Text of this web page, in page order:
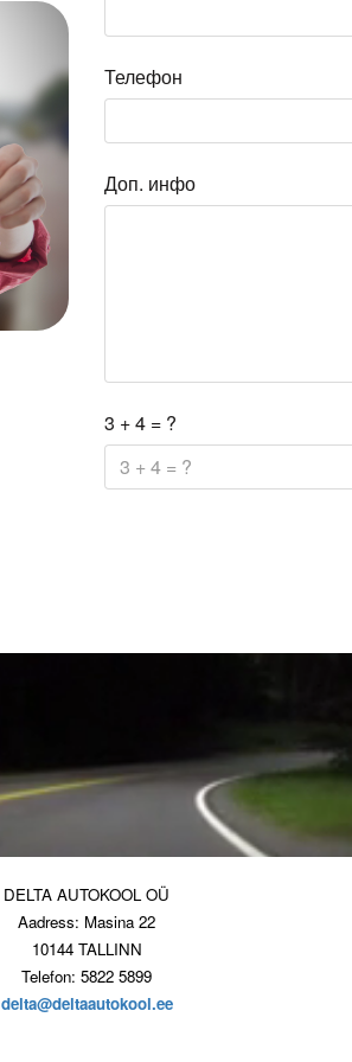
Телефон
Доп. инфо
3 + 4 = ?
DELTA AUTOKOOL OÜ
Aadress: Masina 22
10144 TALLINN
Telefon: 5822 5899
delta@deltaautokool.ee